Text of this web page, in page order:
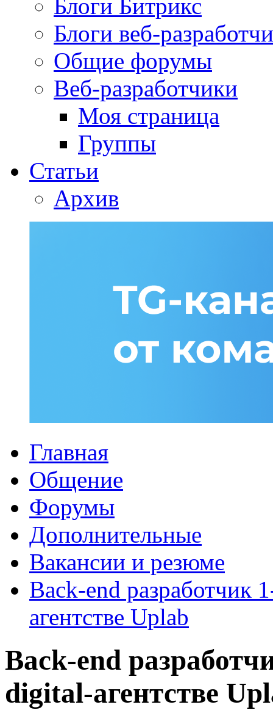
Блоги Битрикс
Блоги веб-
Общие форумы
Веб-разработчики
Моя страница
Группы
Статьи
Архив
Главная
Общение
Форумы
Дополнительные
Вакансии и резюме
Back-end
агентстве Uplab
Back-end
digital-агентстве